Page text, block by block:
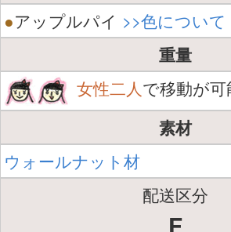
●アップルパイ >>色について
重量
女性二人で移動が可
素材
ウォールナット材
配送区分